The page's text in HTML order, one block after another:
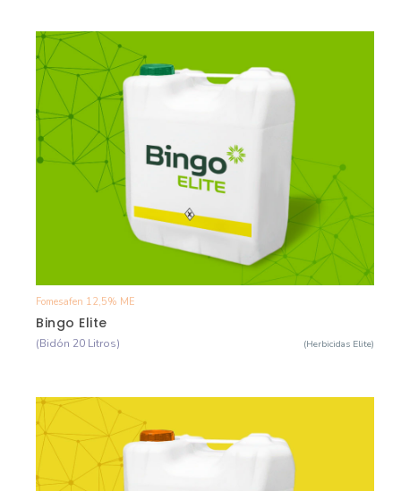
Fomesafen 12,5% ME
Bingo Elite
(Bidón 20 Litros) (Herbicidas Elite)